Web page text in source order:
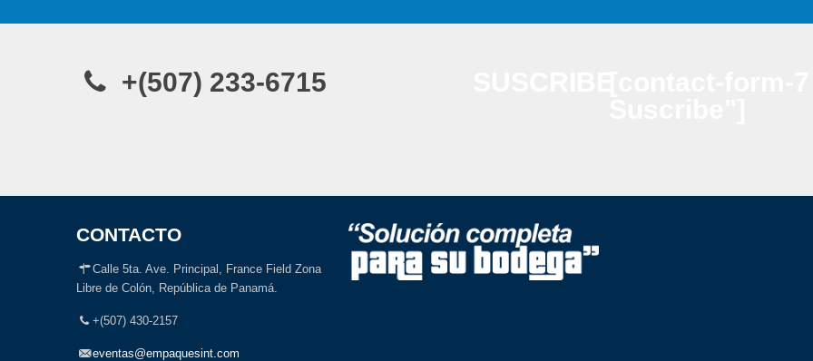
+(507) 233-6715
CONTACTO
Calle 5ta. Ave. Principal, France Field Zona
Libre de Colón, República de Panamá.
+(507) 430-2157
eventas@empaquesint.com